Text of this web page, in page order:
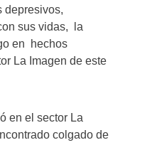
depresivos,
sus vidas, la
en hechos
La Imagen de este
en el sector La
colgado de